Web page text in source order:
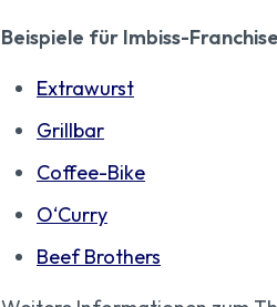
Beispiele für Imbiss-
Extrawurst
Grillbar
Coffee-Bike
O‘Curry
Beef Brothers